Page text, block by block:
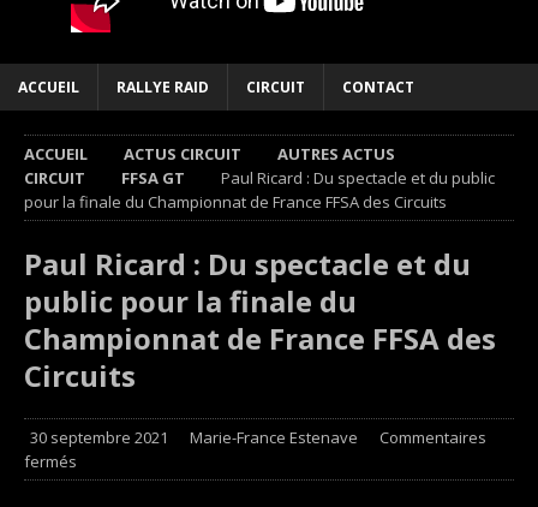
ACCUEIL RALLYE RAID CIRCUIT CONTACT
ACCUEIL ACTUS CIRCUIT
AUTRES ACTUS
CIRCUIT
FFSA GT
Paul Ricard : Du spectacle et du public
pour la finale du Championnat de France FFSA des Circuits
Paul Ricard : Du spectacle et du
public pour la finale du
Championnat de France FFSA des
Circuits
30 septembre 2021 Marie-France Estenave
Commentaires
fermés